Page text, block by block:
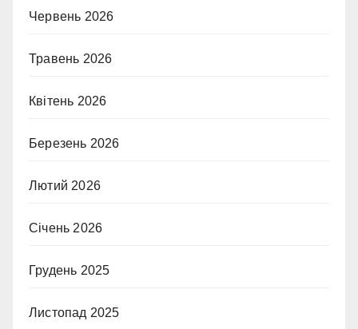
Червень 2026
Травень 2026
Квітень 2026
Березень 2026
Лютий 2026
Січень 2026
Грудень 2025
Листопад 2025